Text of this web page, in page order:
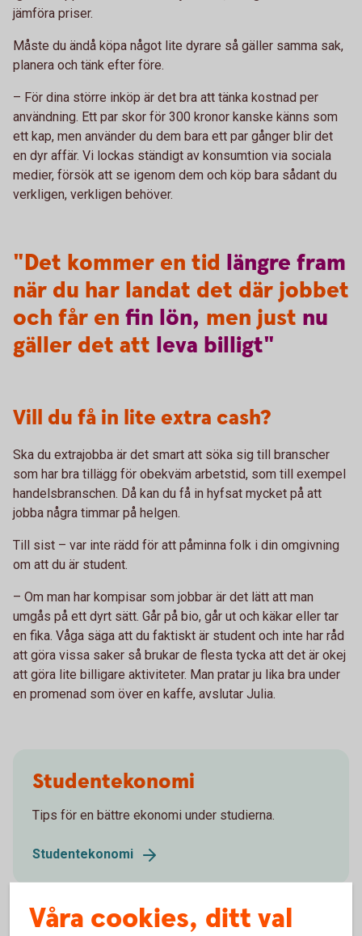
jämföra priser.
Måste du ändå köpa något lite dyrare så gäller samma sak,
planera och tänk efter före.
– För dina större inköp är det bra att tänka kostnad per
användning. Ett par skor för 300 kronor kanske känns som
ett kap, men använder du dem bara ett par gånger blir det
en dyr affär. Vi lockas ständigt av konsumtion via sociala
medier, försök att se igenom dem och köp bara sådant du
verkligen, verkligen behöver.
"Det kommer en tid längre fram
när du har landat det där jobbet
och får en fin lön, men just nu
gäller det att leva billigt"
Vill du få in lite extra cash?
Ska du extrajobba är det smart att söka sig till branscher
som har bra tillägg för obekväm arbetstid, som till exempel
handelsbranschen. Då kan du få in hyfsat mycket på att
jobba några timmar på helgen.
Till sist – var inte rädd för att påminna folk i din omgivning
om att du är student.
– Om man har kompisar som jobbar är det lätt att man
umgås på ett dyrt sätt. Går på bio, går ut och käkar eller tar
en fika. Våga säga att du faktiskt är student och inte har råd
att göra vissa saker så brukar de flesta tycka att det är okej
att göra lite billigare aktiviteter. Man pratar ju lika bra under
en promenad som över en kaffe, avslutar Julia.
Studentekonomi
Tips för en bättre ekonomi under studierna.
Studentekonomi
Våra cookies, ditt val